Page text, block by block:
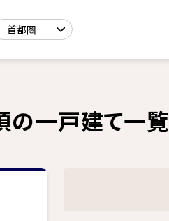
の一戸建て一覧